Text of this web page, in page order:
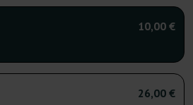
10,00 €
26,00 €